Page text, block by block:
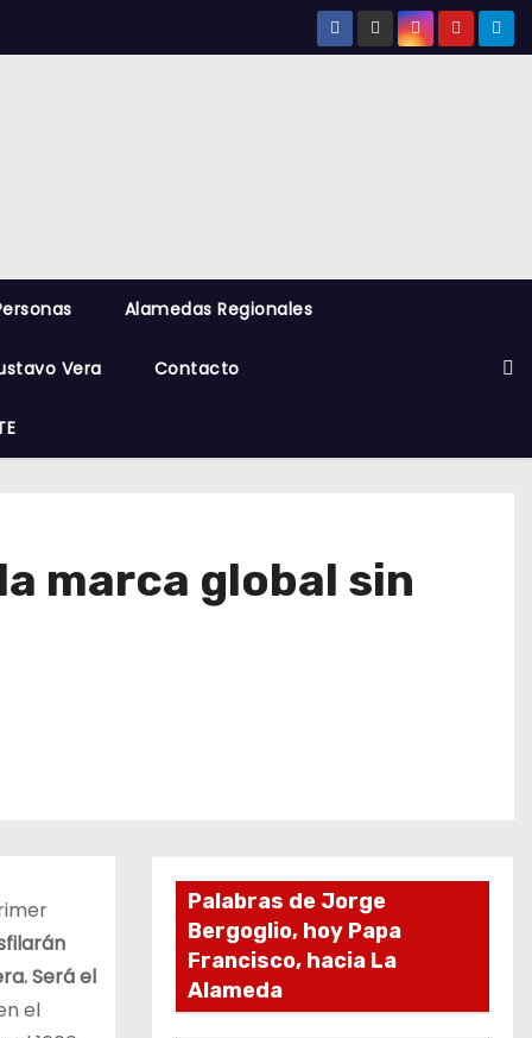
Alamedas Regionales
Vera Contacto
marca global sin
Será el
el
Palabras de Jorge
Bergoglio, hoy Papa
Francisco, hacia La
Alameda